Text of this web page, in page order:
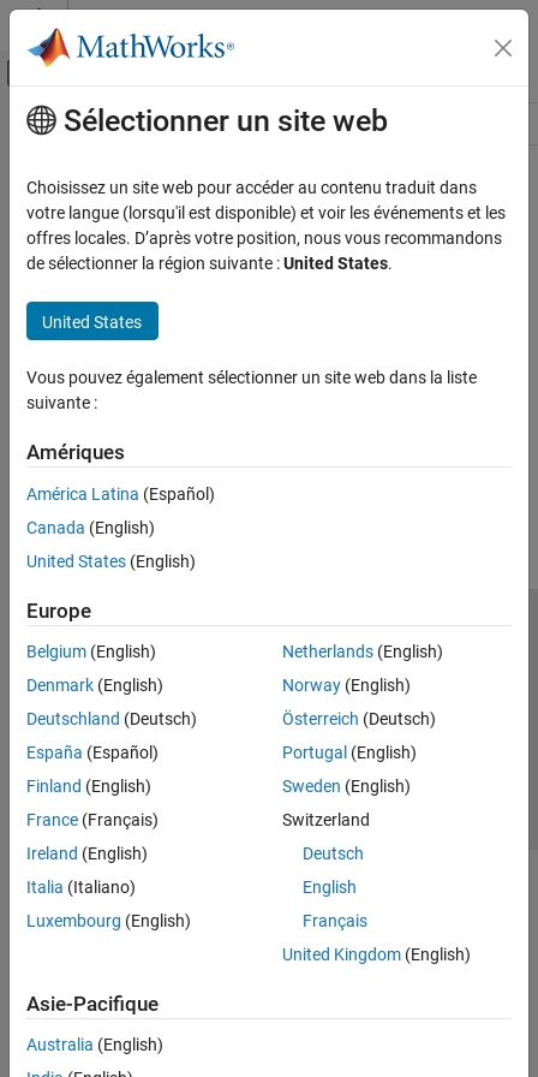
Passer au contenu
Activer/désactiver l'affichage du menu
Ressource
Contenu principal
Sélectionner un site web
Choisissez un site web pour accéder au contenu traduit dans
votre langue (lorsqu'il est disponible) et voir les événements et les
offres locales. D’après votre position, nous vous recommandons
de sélectionner la région suivante :United States.
United States
Vous pouvez également sélectionner un site web dans la liste
suivante :
Amériques
América Latina (Español)
Canada (English)
United States (English)
Europe
Belgium (English)
Denmark (English)
Deutschland (Deutsch)
España (Español)
Finland (English)
France (Français)
Ireland (English)
Italia (Italiano)
Luxembourg (English)
Netherlands(English)
Norway(English)
Österreich (Deutsch)
Portugal (English)
Sweden (English)
Switzerland
Deutsch
English
Français
United Kingdom(English)
Asie-Pacifique
Australia (English)
Lutte anti-piratage
Contacts locaux
© 1994-2026 The MathWorks, Inc.